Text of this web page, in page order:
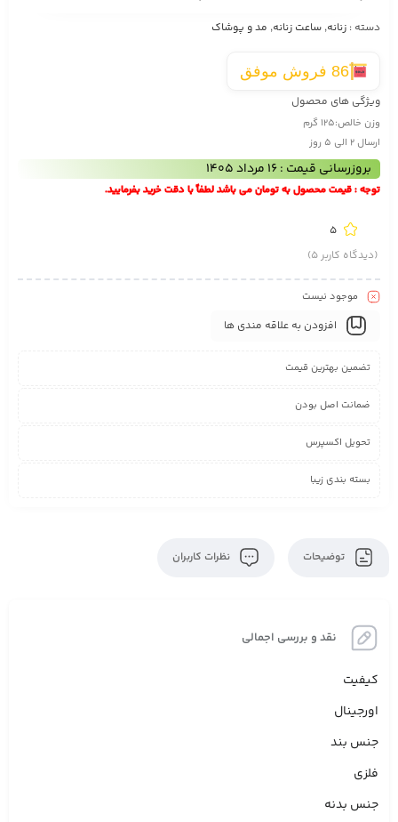
دسته : زنانه, ساعت زنانه, مد و پوشاک
86 فروش موفق
ویژگی های محصول
وزن خالص:125 گرم
ارسال 2 الی 5 روز
بروزرسانی قیمت : 16 مرداد 1405
توجه : قیمت محصول به تومان می باشد لطفاً با دقت خرید بفرمایید.
5
(دیدگاه کاربر5
)
موجود نیست
افزودن به علاقه مندی ها
تضمین بهترین قیمت
ضمانت اصل بودن
تحویل اکسپرس
بسته بندی زیبا
توضیحات نظرات کاربران
نقد و بررسی اجمالی
کیفیت
اورجینال
جنس بند
فلزی
جنس بدنه